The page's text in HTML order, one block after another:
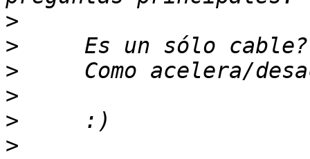
>
>
>
>
>
>